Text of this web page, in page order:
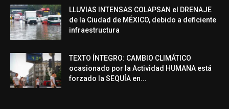
LLUVIAS INTENSAS COLAPSAN el DRENAJE
de la Ciudad de MÉXICO, debido a deficiente
infraestructura
TEXTO ÍNTEGRO: CAMBIO CLIMÁTICO
ocasionado por la Actividad HUMANA está
forzado la SEQUÍA en...